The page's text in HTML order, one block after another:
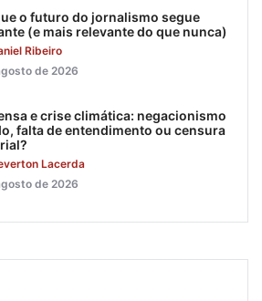
o futuro do jornalismo segue
(e mais relevante do que nunca)
Ribeiro
de 2026
e crise climática: negacionismo
falta de entendimento ou censura
Lacerda
de 2026